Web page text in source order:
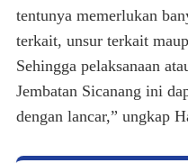
tentunya memerlukan
terkait, unsur terkait
Sehingga pelaksanaan
Jembatan Sicanang ini
dengan lancar,” ungkap